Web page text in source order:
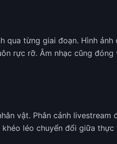
qua từng giai đoạn. Hình
rực rỡ. Âm nhạc cũng
vật. Phân cảnh
léo chuyển đổi giữa